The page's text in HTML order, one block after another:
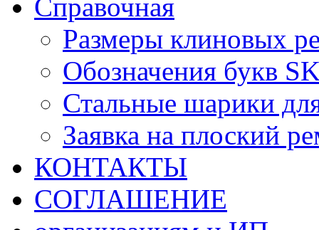
Справочная
Размеры клиновых
Обозначения букв
Стальные шарики
Заявка на плоский
КОНТАКТЫ
СОГЛАШЕНИЕ